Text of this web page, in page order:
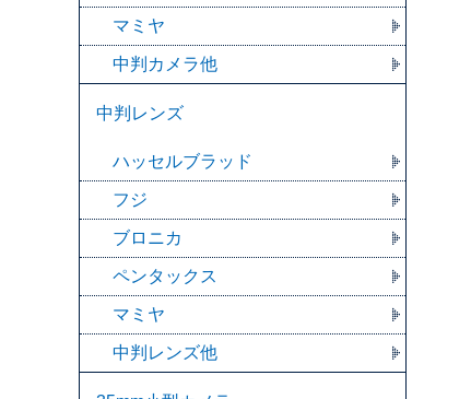
マミヤ
中判カメラ他
中判レンズ
ハッセルブラッド
フジ
ブロニカ
ペンタックス
マミヤ
中判レンズ他